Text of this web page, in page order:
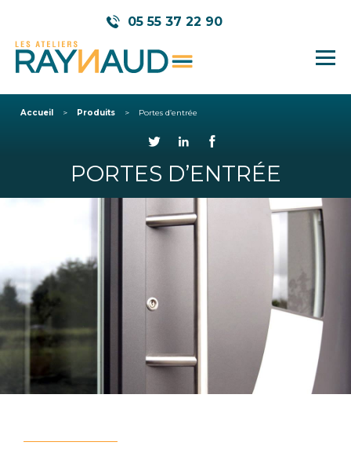
05 55 37 22 90
Accueil Produits Portes d’entrée
PORTES D’ENTRÉE